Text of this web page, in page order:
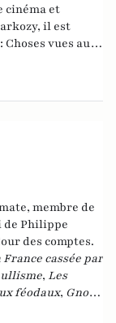
cinéma et
il est
vues au
Plon).
membre de
Philippe
des comptes.
cassée par
, Les
féodaux, Gnose